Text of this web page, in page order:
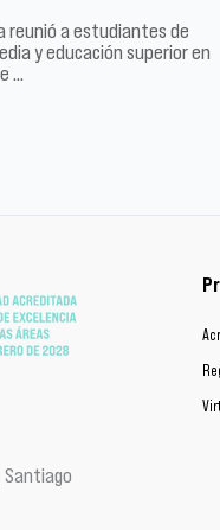
reunió a estudiantes de
y educación superior en
…
Santiago